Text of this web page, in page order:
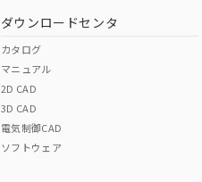
ダウンロードセンタ
カタログ
マニュアル
2D CAD
3D CAD
電気制御CAD
ソフトウェア